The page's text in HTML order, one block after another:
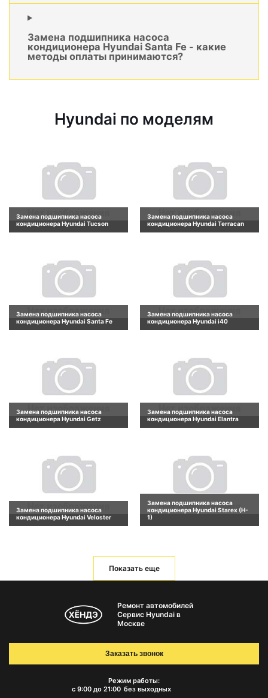
Замена подшипника насоса
кондиционера Hyundai Santa Fe - какие
методы оплаты принимаются?
Hyundai по моделям
Замена подшипника насоса
кондиционера Hyundai Tucson
Замена подшипника насоса
кондиционера Hyundai Terracan
Замена подшипника насоса
кондиционера Hyundai Santa Fe
Замена подшипника насоса
кондиционера Hyundai i40
Замена подшипника насоса
кондиционера Hyundai Getz
Замена подшипника насоса
кондиционера Hyundai Elantra
Замена подшипника насоса
кондиционера Hyundai Veloster
Замена подшипника насоса
кондиционера Hyundai Starex (H-
1)
Показать еще
Ремонт автомобилей
Сервис Hyundai в
Москве
Режим работы:
с 9:00 до 21:00 без выходных
Заказать звонок